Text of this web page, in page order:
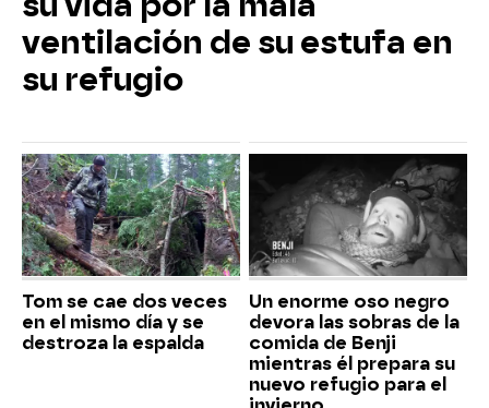
ventilación de su estufa en
su refugio
Tom se cae dos veces
en el mismo día y se
destroza la espalda
Un enorme oso negro
devora las sobras de la
comida de Benji
mientras él prepara su
nuevo refugio para el